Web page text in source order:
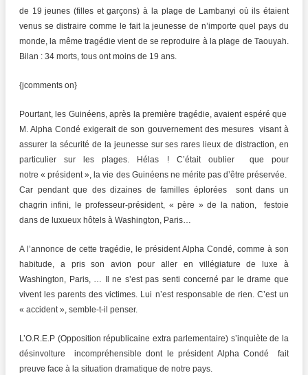
de 19 jeunes (filles et garçons) à la plage de Lambanyi où ils étaient
venus se distraire comme le fait la jeunesse de n’importe quel pays du
monde, la même tragédie vient de se reproduire à la plage de Taouyah.
Bilan : 34 morts, tous ont moins de 19 ans.
{jcomments on}
Pourtant, les Guinéens, après la première tragédie, avaient espéré que
M. Alpha Condé exigerait de son gouvernement des mesures visant à
assurer la sécurité de la jeunesse sur ses rares lieux de distraction, en
particulier sur les plages. Hélas ! C’était oublier que pour
notre « président », la vie des Guinéens ne mérite pas d’être préservée.
Car pendant que des dizaines de familles éplorées sont dans un
chagrin infini, le professeur-président, « père » de la nation, festoie
dans de luxueux hôtels à Washington, Paris…
A l’annonce de cette tragédie, le président Alpha Condé, comme à son
habitude, a pris son avion pour aller en villégiature de luxe à
Washington, Paris, … Il ne s’est pas senti concerné par le drame que
vivent les parents des victimes. Lui n’est responsable de rien. C’est un
« accident », semble-t-il penser.
L’O.R.E.P (Opposition républicaine extra parlementaire) s’inquiète de la
désinvolture incompréhensible dont le président Alpha Condé fait
preuve face à la situation dramatique de notre pays.